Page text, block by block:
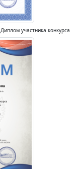
Диплом участника конкурса